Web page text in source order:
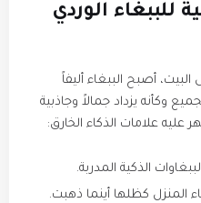
للببغاء الوردي
أصبح الببغاء أليفاً
وكأنه يزداد جمالاً وجاذبية
عليه علامات الذكاء الخارق:
الذكية المدربة.
المنزل كظلها أينما ذهبت.